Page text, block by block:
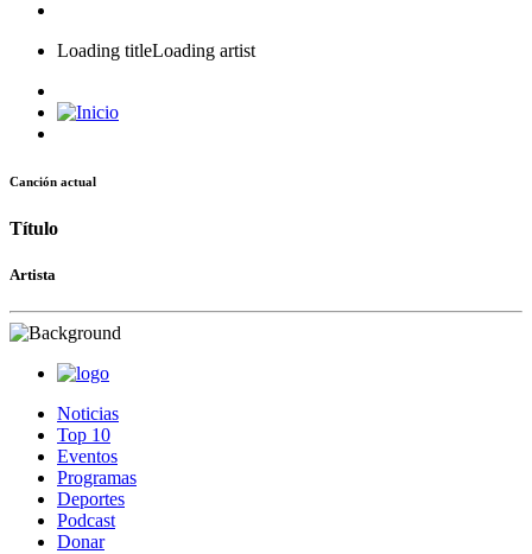
Loading titleLoading artist
Canción actual
Título
Artista
Noticias
Top 10
Eventos
Programas
Deportes
Podcast
Donar